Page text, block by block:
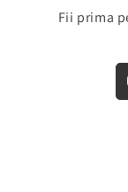
Fii prima